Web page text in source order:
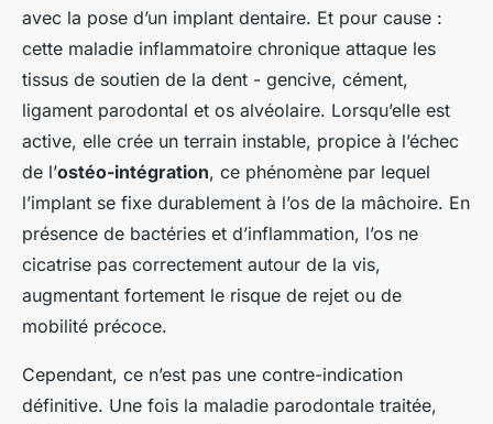
avec la pose d’un implant dentaire. Et pour cause :
cette maladie inflammatoire chronique attaque les
tissus de soutien de la dent - gencive, cément,
ligament parodontal et os alvéolaire. Lorsqu’elle est
active, elle crée un terrain instable, propice à l’échec
de l’ostéo-intégration, ce phénomène par lequel
l’implant se fixe durablement à l’os de la mâchoire. En
présence de bactéries et d’inflammation, l’os ne
cicatrise pas correctement autour de la vis,
augmentant fortement le risque de rejet ou de
mobilité précoce.
Cependant, ce n’est pas une contre-indication
définitive. Une fois la maladie parodontale traitée,